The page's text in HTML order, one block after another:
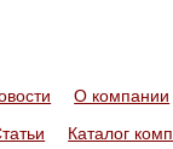
О компании
Каталог